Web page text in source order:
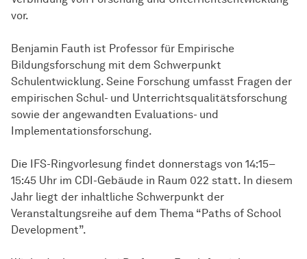
vor.
Benjamin Fauth ist Professor für Empirische
Bildungsforschung mit dem Schwerpunkt
Schulentwicklung. Seine Forschung umfasst Fragen der
empirischen Schul- und Unterrichtsqualitätsforschung
sowie der angewandten Evaluations- und
Implementationsforschung.
Die IFS-Ringvorlesung findet donnerstags von 14:15–
15:45 Uhr im CDI-Gebäude in Raum 022 statt. In diesem
Jahr liegt der inhaltliche Schwerpunkt der
Veranstaltungsreihe auf dem Thema “Paths of School
Development”.